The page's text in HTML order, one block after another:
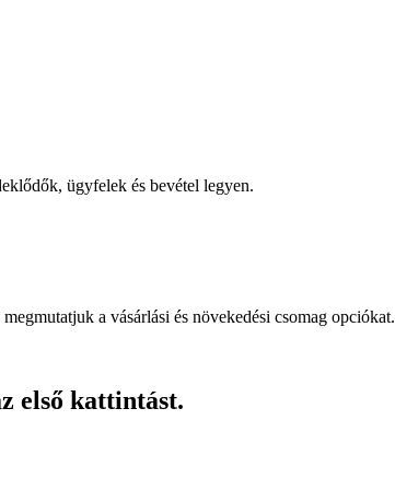
ügyfelek és bevétel legyen.
a vásárlási és növekedési csomag opciókat.
első kattintást.